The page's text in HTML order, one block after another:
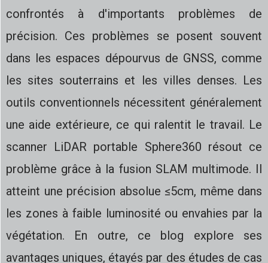
confrontés à d'importants problèmes de
précision. Ces problèmes se posent souvent
dans les espaces dépourvus de GNSS, comme
les sites souterrains et les villes denses. Les
outils conventionnels nécessitent généralement
une aide extérieure, ce qui ralentit le travail. Le
scanner LiDAR portable Sphere360 résout ce
problème grâce à la fusion SLAM multimode. Il
atteint une précision absolue ≤5cm, même dans
les zones à faible luminosité ou envahies par la
végétation. En outre, ce blog explore ses
avantages uniques, étayés par des études de cas